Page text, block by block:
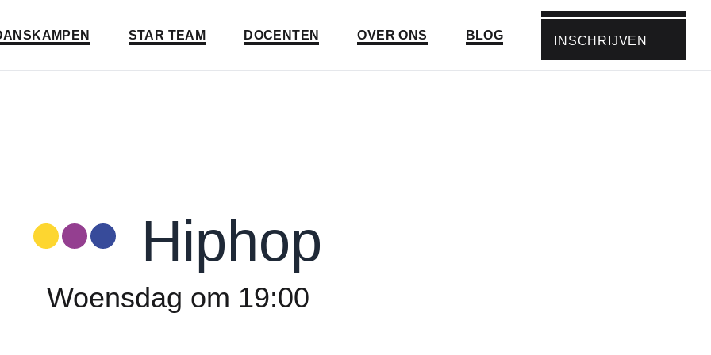
naar: Ga naar:
STAR TEAM Ga naar:
DOCENTEN Ga naar:
OVER ONS Ga naar:
BLOG
GA NAAR:
INSCHRIJVEN
Hypnosis Dance Academy:Hiphop
Woensdag om 19:00